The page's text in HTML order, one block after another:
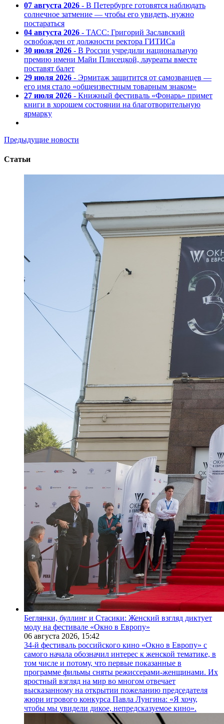
07 августа 2026 - В Петербурге готовятся наблюдать
солнечное затмение — чтобы его увидеть, нужно
постараться
04 августа 2026 - ТАСС: Григорий Заславский
освобожден от должности ректора ГИТИСа
30 июля 2026 - В России учредили национальную
премию имени Майи Плисецкой, лауреаты вместе
поставят балет
29 июля 2026 - Эрмитаж защитится от самозванцев —
его имя стало «общеизвестным товарным знаком»
27 июля 2026 - Книжный фестиваль «Фонарь» примет
книги в хорошем состоянии на благотворительную
ярмарку
Предыдущие новости
Статьи
Беглянки, буллинг и Стасики: Женский взгляд диктует
моду на фестивале «Окно в Европу»
06 августа 2026, 15:42
34-й фестиваль российского кино «Окно в Европу» с
самого начала обозначил интерес к женской тематике, в
том числе и потому, что первые показанные в
программе фильмы сняты режиссерами-женщинами. Их
яростный взгляд на мир во многом отвечает
высказанному на открытии пожеланию председателя
жюри игрового конкурса Павла Лунгина: «Я хочу,
чтобы мы увидели дикое, непредсказуемое кино».